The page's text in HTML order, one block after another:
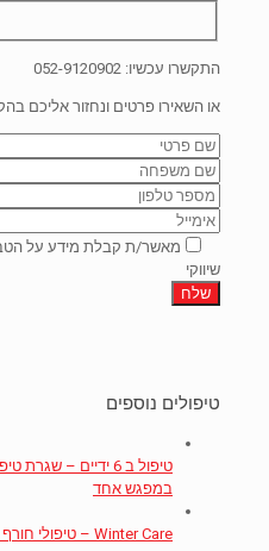
התקשרו עכשיו: 052-9120902
או השאירו פרטים ונחזור אליכם
מאשר/ת קבלת מידע על
שיווקי
טיפולים נוספים
טיפול ב 6 ידיים –
במפגש אחד
Winter Care – טיפולי חורף לגברים